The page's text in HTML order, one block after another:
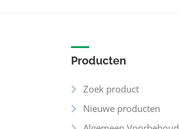
Producten
Zoek product
Nieuwe producten